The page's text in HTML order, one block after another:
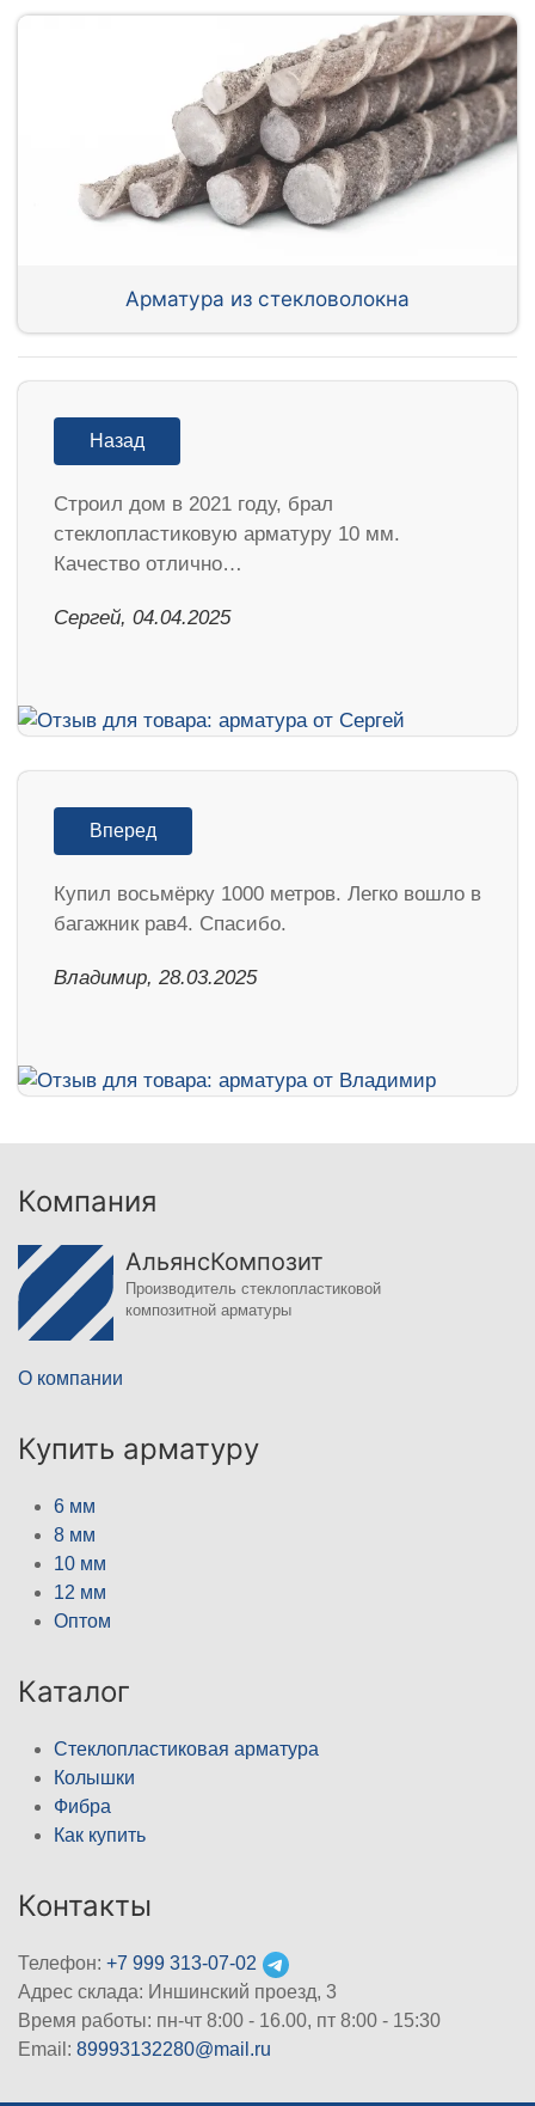
Арматура из стекловолокна
Назад
Строил дом в 2021 году, брал
стеклопластиковую арматуру 10 мм.
Качество отлично…
Сергей, 04.04.2025
Вперед
Купил восьмёрку 1000 метров. Легко вошло в
багажник рав4. Спасибо.
Владимир, 28.03.2025
Компания
АльянсКомпозит
Производитель стеклопластиковой
композитной арматуры
О компании
Купить арматуру
6 мм
8 мм
10 мм
12 мм
Оптом
Каталог
Стеклопластиковая арматура
Колышки
Фибра
Как купить
Контакты
Телефон: +7 999 313-07-02
Адрес склада: Иншинский проезд, 3
Время работы: пн-чт 8:00 - 16.00, пт 8:00 - 15:30
Email: 89993132280@mail.ru